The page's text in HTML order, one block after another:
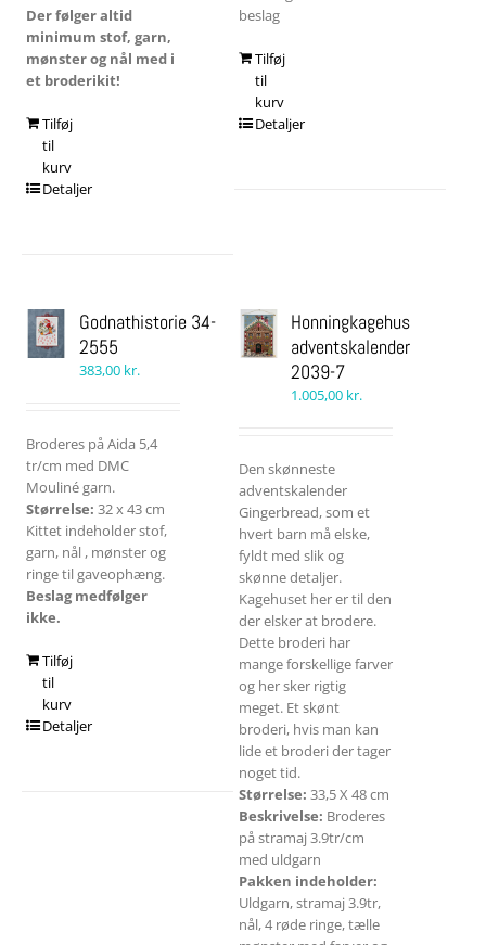
Der følger altid
minimum stof, garn,
mønster og nål med i
et broderikit!
Tilføj
til
kurv
Detaljer
beslag
Tilføj
til
kurv
Detaljer
Godnathistorie 34-
2555
383,00 kr.
Broderes på Aida 5,4
tr/cm med DMC
Mouliné garn.
Størrelse: 32 x 43 cm
Kittet indeholder stof,
garn, nål , mønster og
ringe til gaveophæng.
Beslag medfølger
ikke.
Tilføj
til
kurv
Detaljer
Honningkagehus
adventskalender
2039-7
1.005,00 kr.
Den skønneste
adventskalender
Gingerbread, som et
hvert barn må elske,
fyldt med slik og
skønne detaljer.
Kagehuset her er til den
der elsker at brodere.
Dette broderi har
mange forskellige farver
og her sker rigtig
meget. Et skønt
broderi, hvis man kan
lide et broderi der tager
noget tid.
Størrelse: 33,5 X 48 cm
Beskrivelse: Broderes
på stramaj 3.9tr/cm
med uldgarn
Pakken indeholder:
Uldgarn, stramaj 3.9tr,
nål, 4 røde ringe, tælle